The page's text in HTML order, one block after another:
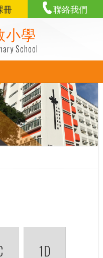
小學
School
冊 聯絡我們
1D